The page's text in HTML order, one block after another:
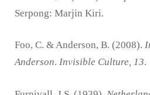
Serpong: Marjin Kiri.
Foo, C. & Anderson, B. (2008).
Anderson. Invisible Culture, 13.